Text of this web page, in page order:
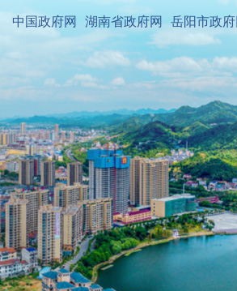
中国政府网 湖南省政府网 岳阳市政